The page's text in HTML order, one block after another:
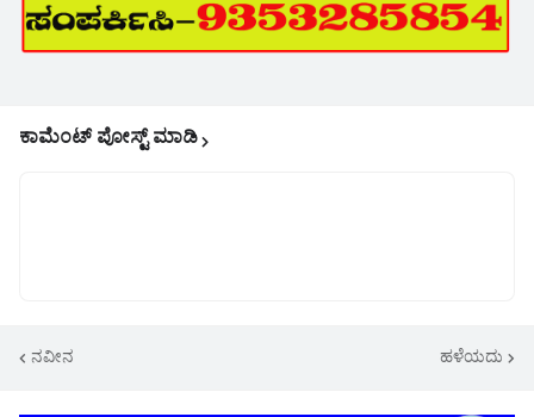
ಕಾಮೆಂಟ್‌‌ ಪೋಸ್ಟ್‌ ಮಾಡಿ
ನವೀನ ಹಳೆಯದು